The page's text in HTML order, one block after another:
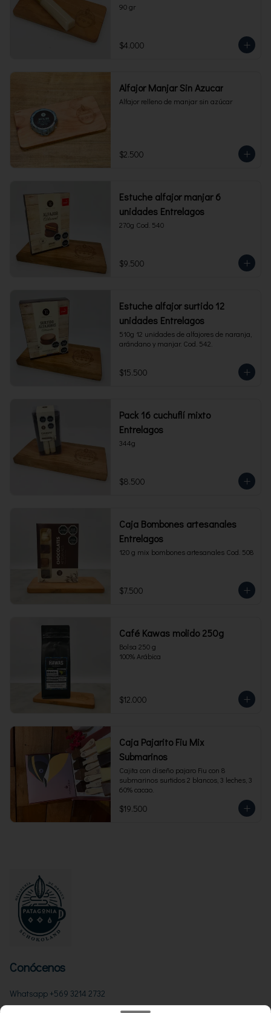
90 gr
$4.000
Alfajor Manjar Sin Azucar
Alfajor relleno de manjar sin azúcar
$2.500
Estuche alfajor manjar 6
unidades Entrelagos
270g Cod. 540
$9.500
Estuche alfajor surtido 12
unidades Entrelagos
510g 12 unidades de alfajores de naranja,
arándano y manjar. Cod. 542.
$15.500
Pack 16 cuchuflí mixto
Entrelagos
344g
$8.500
Caja Bombones artesanales
Entrelagos
120 g mix bombones artesanales Cod. 508
$7.500
Café Kawas molido 250g
Bolsa 250 g
100% Arábica
$12.000
Caja Pajarito Fiu Mix
Submarinos
Cajita con diseño pajaro Fiu con 8
submarinos surtidos 2 blancos, 3 leches, 3
60% cacao.
$19.500
Conócenos
Whatsapp +569 3214 2732